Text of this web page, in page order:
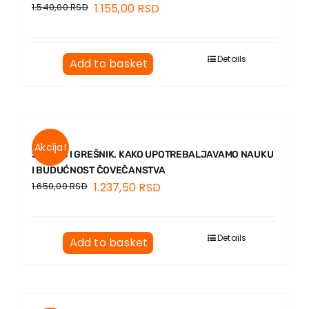
1.540,00RSD 1.155,00 RSD
Add to basket Details
Akcija!
SVETAC I GREŠNIK. KAKO UPOTREBALJAVAMO NAUKU
I BUDUĆNOST ČOVEČANSTVA
1.650,00RSD 1.237,50 RSD
Add to basket Details